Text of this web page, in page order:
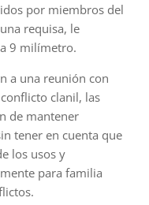
por miembros del
requisa, le
9 milímetro.
a una reunión con
clanil, las
de mantener
tener en cuenta que
los usos y
para familia